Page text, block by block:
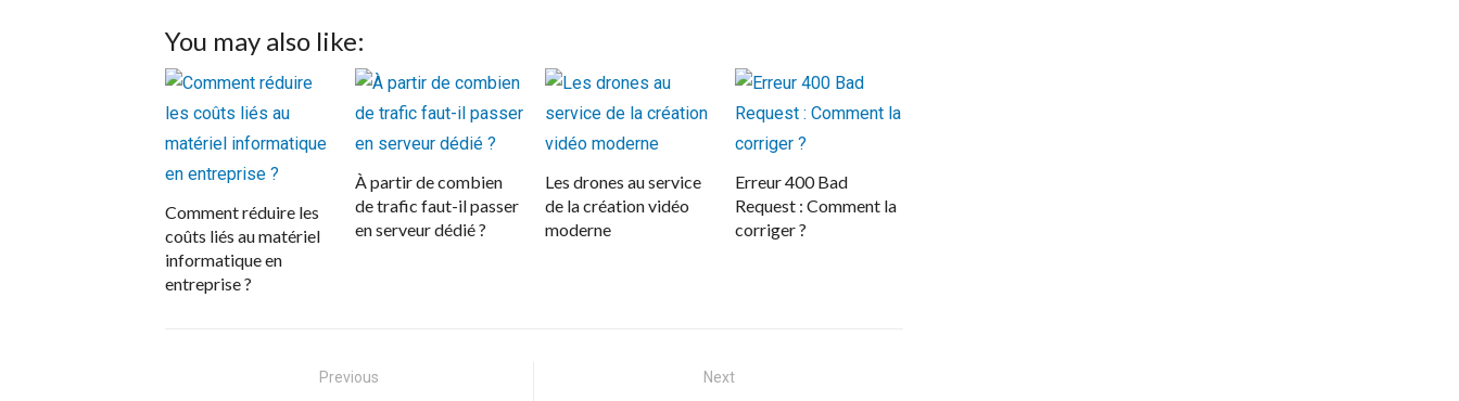
You may also like:
Comment réduire les
coûts liés au matériel
informatique en
entreprise ?
À partir de combien
de trafic faut-il passer
en serveur dédié ?
Les drones au service
de la création vidéo
moderne
Erreur 400 Bad
Request : Comment la
corriger ?
Previous Next